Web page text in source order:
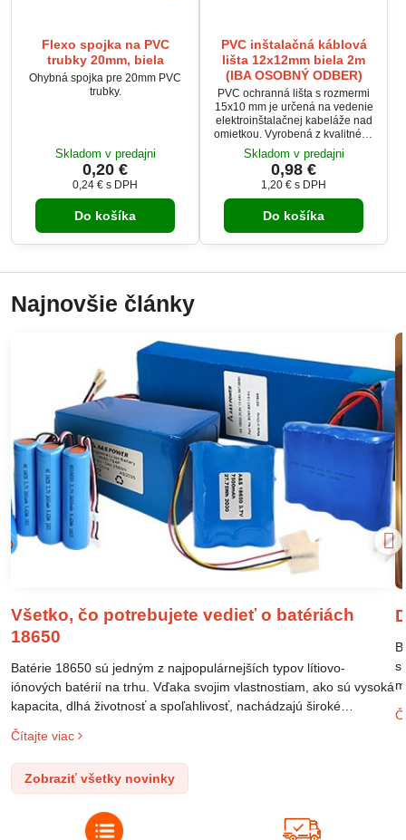
Flexo spojka na PVC
trubky 20mm, biela
Ohybná spojka pre 20mm PVC
trubky.
Skladom v predajni
0,20 €
0,24 € s DPH
Do košíka
PVC inštalačná káblová
lišta 12x12mm biela 2m
(IBA OSOBNÝ ODBER)
PVC ochranná lišta s rozmermi
15x10 mm je určená na vedenie
elektroinštalačnej kabeláže nad
omietkou. Vyrobená z kvalitného
samozhášavého PVC, poskytuje
bezpečné a estetické riešenie
pre organizáciu káblov. Vďaka
jednoduchej montáži a svetlej
farbe RAL9003 je ideálna pre
použitie v interiéroch. Produkt je
odberom na prevádzke
Skladom v predajni
0,98 €
1,20 € s DPH
Do košíka
Najnovšie články
Všetko, čo potrebujete vedieť o batériách
18650
Batérie 18650 sú jedným z najpopulárnejších typov lítiovo-
iónových batérií na trhu. Vďaka svojim vlastnostiam, ako sú vysoká
kapacita, dlhá životnosť a spoľahlivosť, nachádzajú široké
po elektrické vozidlá. Pochopenie ich delenia, označovania a
správneho používania je kľúčom k ich efektívnemu a bezpečnému
využitiu.
Čítajte viac
Zobraziť všetky novinky